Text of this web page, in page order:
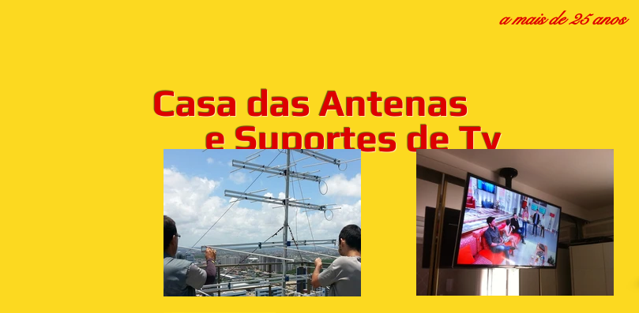
Casa das Antenas
e Suportes de Tv
a mais de 25 anos